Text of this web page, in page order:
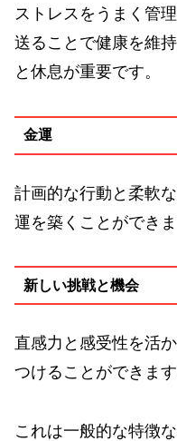
ストレスをうまく管
送ることで健康を維
と休息が重要です。
金運
計画的な行動と柔軟
運を築くことができま
新しい挑戦と機会
直感力と感受性を活
つけることができます
これは一般的な特徴